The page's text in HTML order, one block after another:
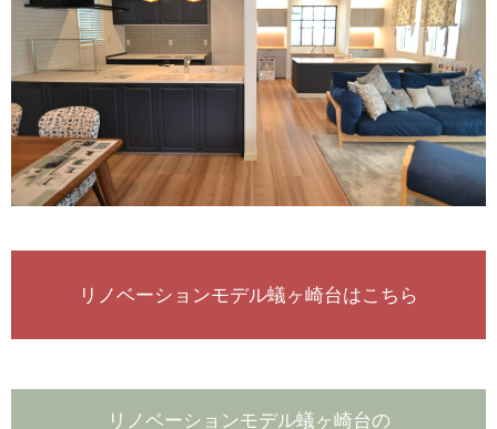
リノベーションモデル蟻ヶ崎台はこちら
リノベーションモデル蟻ヶ崎台の